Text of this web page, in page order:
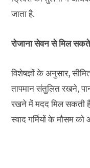
जाता है.
रोजाना सेवन से मिल
विशेषज्ञों के अनुसार,
तापमान संतुलित रखने,
रखने में मदद मिल सकती
स्वाद गर्मियों के मौसम